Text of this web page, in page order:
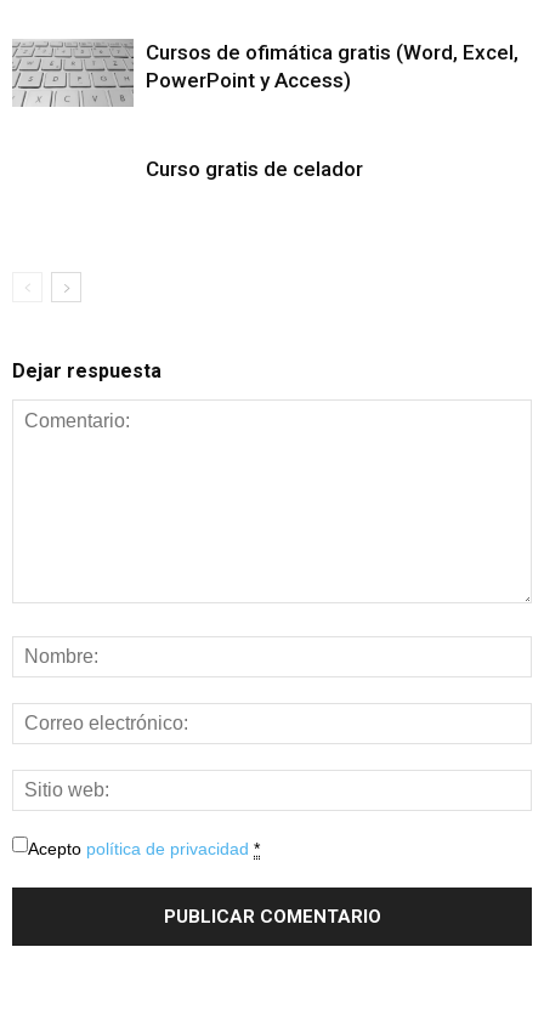
Cursos de ofimática gratis (Word, Excel,
PowerPoint y Access)
Curso gratis de celador
Dejar respuesta
Acepto política de privacidad *